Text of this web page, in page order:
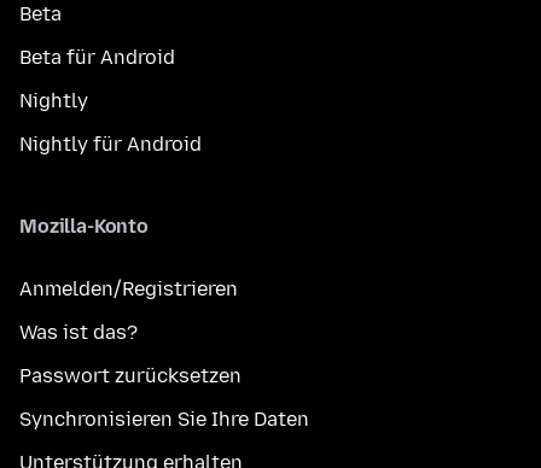
Beta
Beta für Android
Nightly
Nightly für Android
Mozilla-Konto
Anmelden/Registrieren
Was ist das?
Passwort zurücksetzen
Synchronisieren Sie Ihre Daten
Unterstützung erhalten